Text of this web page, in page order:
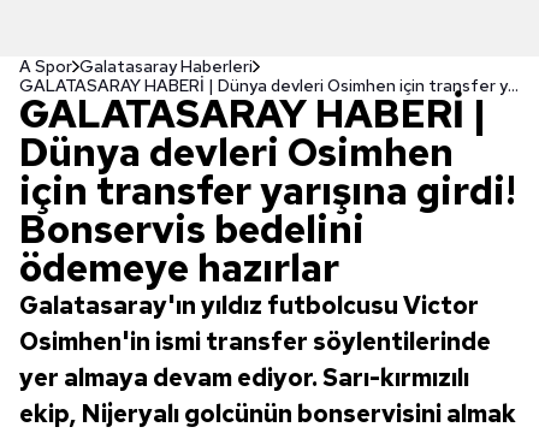
A Spor Galatasaray Haberleri
GALATASARAY HABERİ | Dünya devleri Osimhen için transfer yarışına girdi! Bonservis bedelini ödemeye hazırlar
GALATASARAY HABERİ |
Dünya devleri Osimhen
için transfer yarışına girdi!
Bonservis bedelini
ödemeye hazırlar
Galatasaray'ın yıldız futbolcusu Victor
Osimhen'in ismi transfer söylentilerinde
yer almaya devam ediyor. Sarı-kırmızılı
ekip, Nijeryalı golcünün bonservisini almak